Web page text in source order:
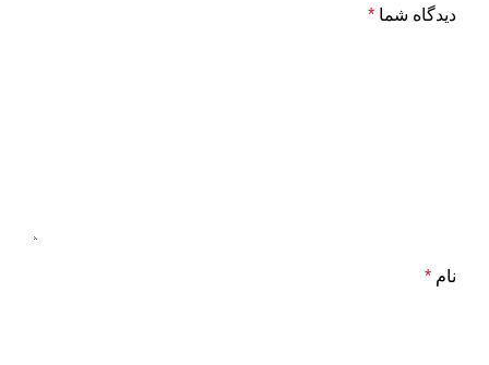
دیدگاه شما *
نام *